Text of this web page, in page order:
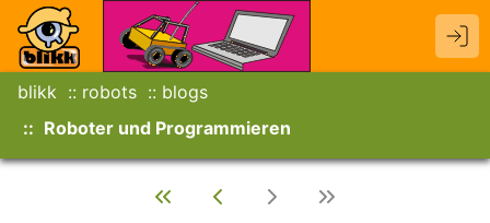
blikk robots
blogs
Roboter und Programmieren